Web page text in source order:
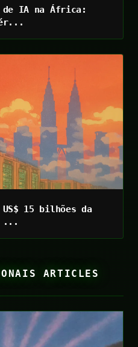
de IA na África:
15 bilhões da
...
ARTICLES